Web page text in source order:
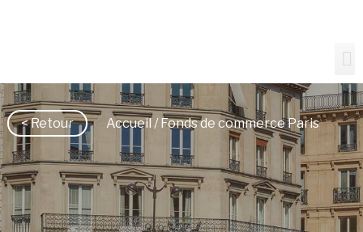
< Retour Accueil/ Fonds de commerce Paris